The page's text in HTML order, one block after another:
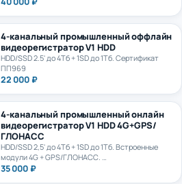
4-канальный промышленный оффлайн
видеорегистратор V1 HDD
HDD/SSD 2.5' до 4Тб + 1SD до 1Тб. Сертификат
ПП969
22 000 ₽
4-канальный промышленный онлайн
видеорегистратор V1 HDD 4G+GPS/
ГЛОНАСС
HDD/SSD 2,5' до 4Тб + 1SD до 1Тб. Встроенные
модули 4G + GPS/ГЛОНАСС.
Сертификат ПП969
35 000 ₽